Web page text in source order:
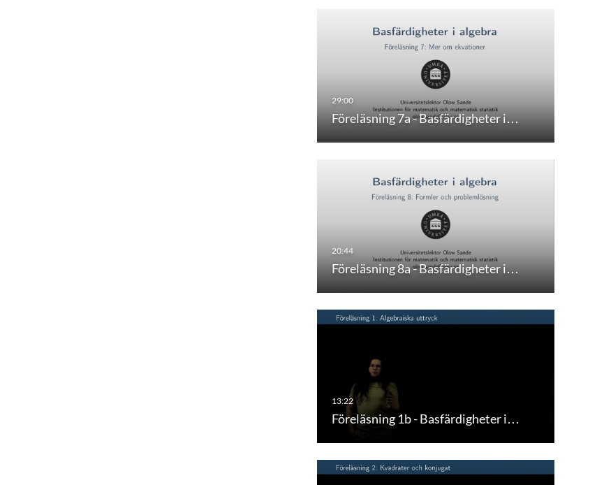
Föreläsning 7a - Basfärdigheter i…
Föreläsning 8a - Basfärdigheter i…
Föreläsning 1b - Basfärdigheter i…